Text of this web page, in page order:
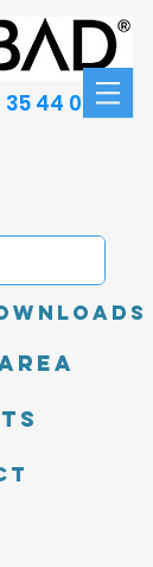
44 00